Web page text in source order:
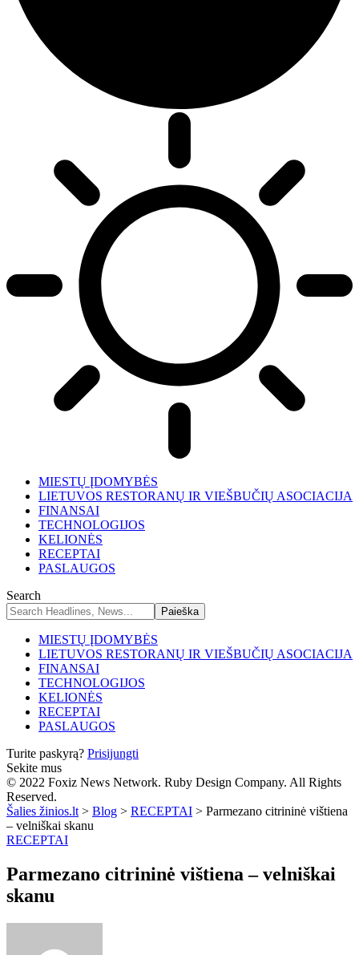
MIESTŲ ĮDOMYBĖS
LIETUVOS RESTORANŲ IR VIEŠBUČIŲ ASOCIACIJA
FINANSAI
TECHNOLOGIJOS
KELIONĖS
RECEPTAI
PASLAUGOS
Search
MIESTŲ ĮDOMYBĖS
LIETUVOS RESTORANŲ IR VIEŠBUČIŲ ASOCIACIJA
FINANSAI
TECHNOLOGIJOS
KELIONĖS
RECEPTAI
PASLAUGOS
Turite paskyrą? Prisijungti
Sekite mus
© 2022 Foxiz News Network. Ruby Design Company. All Rights
Reserved.
Šalies žinios.lt > Blog > RECEPTAI > Parmezano citrininė vištiena
– velniškai skanu
RECEPTAI
Parmezano citrininė vištiena – velniškai
skanu